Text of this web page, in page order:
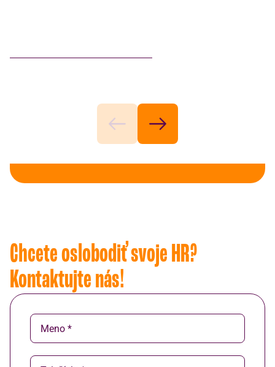
Chcete oslobodiť svoje HR?
Kontaktujte nás!